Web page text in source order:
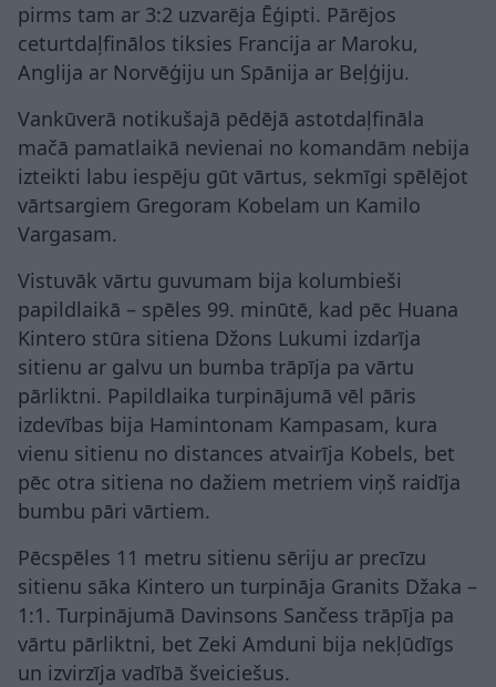
pirms tam ar 3:2 uzvarēja Ēģipti. Pārējos
ceturtdaļfinālos tiksies Francija ar Maroku,
Anglija ar Norvēģiju un Spānija ar Beļģiju.
Vankūverā notikušajā pēdējā astotdaļfināla
mačā pamatlaikā nevienai no komandām nebija
izteikti labu iespēju gūt vārtus, sekmīgi spēlējot
vārtsargiem Gregoram Kobelam un Kamilo
Vargasam.
Vistuvāk vārtu guvumam bija kolumbieši
papildlaikā – spēles 99. minūtē, kad pēc Huana
Kintero stūra sitiena Džons Lukumi izdarīja
sitienu ar galvu un bumba trāpīja pa vārtu
pārliktni. Papildlaika turpinājumā vēl pāris
izdevības bija Hamintonam Kampasam, kura
vienu sitienu no distances atvairīja Kobels, bet
pēc otra sitiena no dažiem metriem viņš raidīja
bumbu pāri vārtiem.
Pēcspēles 11 metru sitienu sēriju ar precīzu
sitienu sāka Kintero un turpināja Granits Džaka –
1:1. Turpinājumā Davinsons Sančess trāpīja pa
vārtu pārliktni, bet Zeki Amduni bija nekļūdīgs
un izvirzīja vadībā šveiciešus.